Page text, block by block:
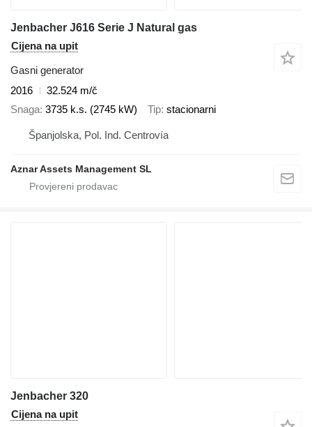
Jenbacher J616 Serie J Natural gas
Cijena na upit
Gasni generator
2016
32.524 m/č
Snaga 3735 k.s. (2745 kW) Tip stacionarni
Španjolska, Pol. Ind. Centrovía
Aznar Assets Management SL
Jenbacher 320
Cijena na upit